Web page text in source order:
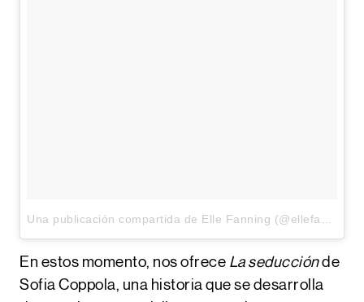
Una publicación compartida de Elle Fanning (@ellefanning)
En estos momento, nos ofrece La seducciónde
Sofia Coppola, una historia que se desarrolla